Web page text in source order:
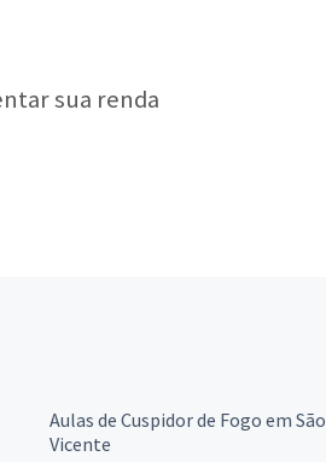
sua renda
Aulas de Cuspidor de Fogo em São
Vicente